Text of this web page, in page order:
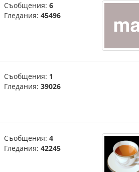
Съобщения: 6
Гледания: 45496
Съобщения: 1
Гледания: 39026
Съобщения: 4
Гледания: 42245